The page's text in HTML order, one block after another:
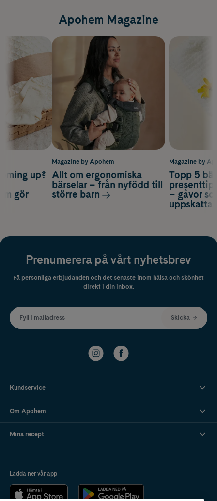
Apohem Magazine
Magazine by
Topp 5
– gåvor
up?
gör
Magazine by Apohem
Allt om ergonomiska
bärselar – från nyfödd till
större barn
Prenumerera på vårt nyhetsbrev
Få personliga erbjudanden och det senaste inom hälsa och skönhet
direkt i din inbox.
Fyll i mailadress Skicka
Kundservice
Om Apohem
Mina recept
Ladda ner vår app